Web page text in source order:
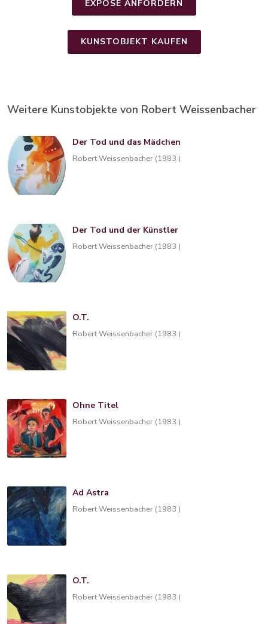
EXPOSÉ ANFORDERN
KUNSTOBJEKT KAUFEN
Weitere Kunstobjekte von Robert Weissenbacher
Der Tod und das Mädchen
Robert Weissenbacher (1983 )
Der Tod und der Künstler
Robert Weissenbacher (1983 )
O.T.
Robert Weissenbacher (1983 )
Ohne Titel
Robert Weissenbacher (1983 )
Ad Astra
Robert Weissenbacher (1983 )
O.T.
Robert Weissenbacher (1983 )